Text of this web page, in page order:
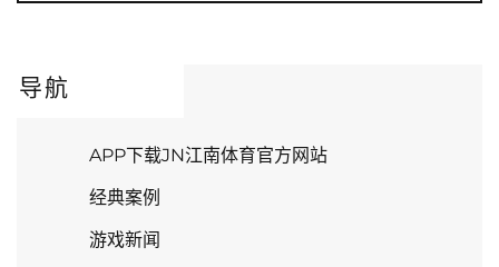
导航
APP下载JN江南体育官方网站
经典案例
游戏新闻